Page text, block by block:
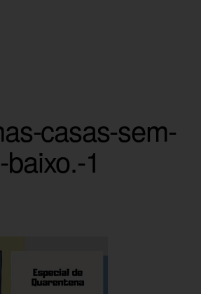
casas-sem-
1